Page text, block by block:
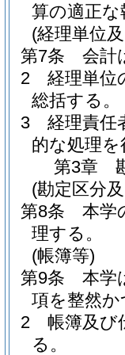
算の適正
(経理単位
第7条
会計
2
経理単位
総括する。
3
経理責任
的な処理
第3章
(勘定区分
第8条
本学
理する。
(帳簿等)
第9条
本学
項を整然
2
帳簿及び
る。